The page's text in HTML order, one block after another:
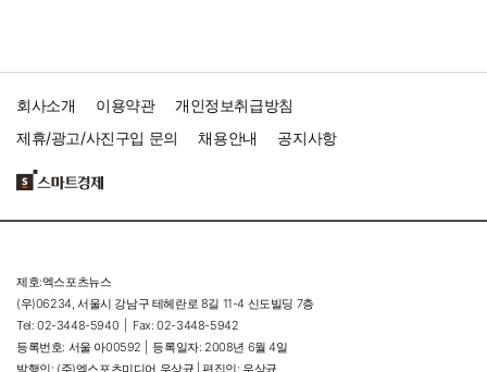
회사소개 이용약관
개인정보취급방침
제휴/광고/사진구입 문의
채용안내 공지사항
제호:엑스포츠뉴스
(우)06234, 서울시 강남구 테헤란로 8길 11-4 신도빌딩 7층
Tel: 02-3448-5940 |
Fax: 02-3448-5942
등록번호: 서울 아00592 |
등록일자: 2008년 6월 4일